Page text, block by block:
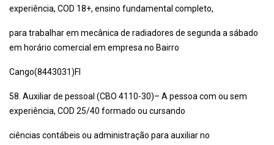
experiência, COD 18+, ensino fundamental completo,
para trabalhar em mecânica de radiadores de segunda a sábado
em horário comercial em empresa no Bairro
Cango(8443031)Fl
58. Auxiliar de pessoal (CBO 4110-30)– A pessoa com ou sem
experiência, COD 25/40 formado ou cursando
ciências contábeis ou administração para auxiliar no